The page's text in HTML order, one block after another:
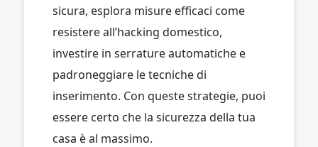
sicura, esplora misure efficaci come
resistere all’hacking domestico,
investire in serrature automatiche e
padroneggiare le tecniche di
inserimento. Con queste strategie, puoi
essere certo che la sicurezza della tua
casa è al massimo.